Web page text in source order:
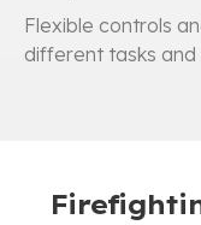
Flexible controls
different tasks